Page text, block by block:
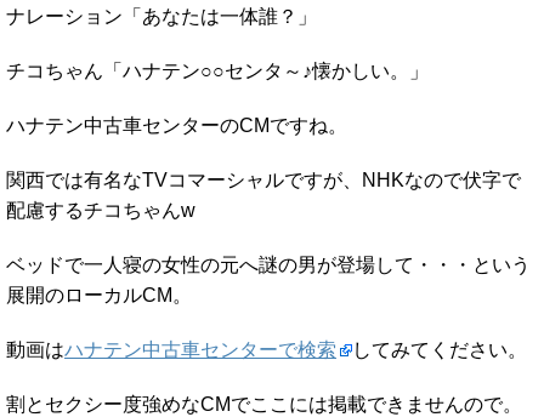
ナレーション「あなたは一体誰？」
チコちゃん「ハナテン○○センタ～♪懐かしい。」
ハナテン中古車センターのCMですね。
関西では有名なTVコマーシャルですが、NHKなので伏字で
配慮するチコちゃんw
ベッドで一人寝の女性の元へ謎の男が登場して・・・という
展開のローカルCM。
動画はハナテン中古車センターで検索 してみてください。
割とセクシー度強めなCMでここには掲載できませんので。